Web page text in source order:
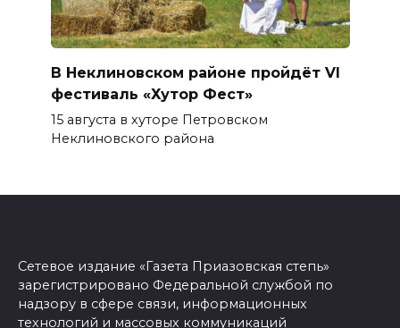
В Неклиновском районе пройдёт VI
фестиваль «Хутор Фест»
15 августа в хуторе Петровском
Неклиновского района
Сетевое издание «Газета Приазовская степь»
зарегистрировано Федеральной службой по
надзору в сфере связи, информационных
технологий и массовых коммуникаций